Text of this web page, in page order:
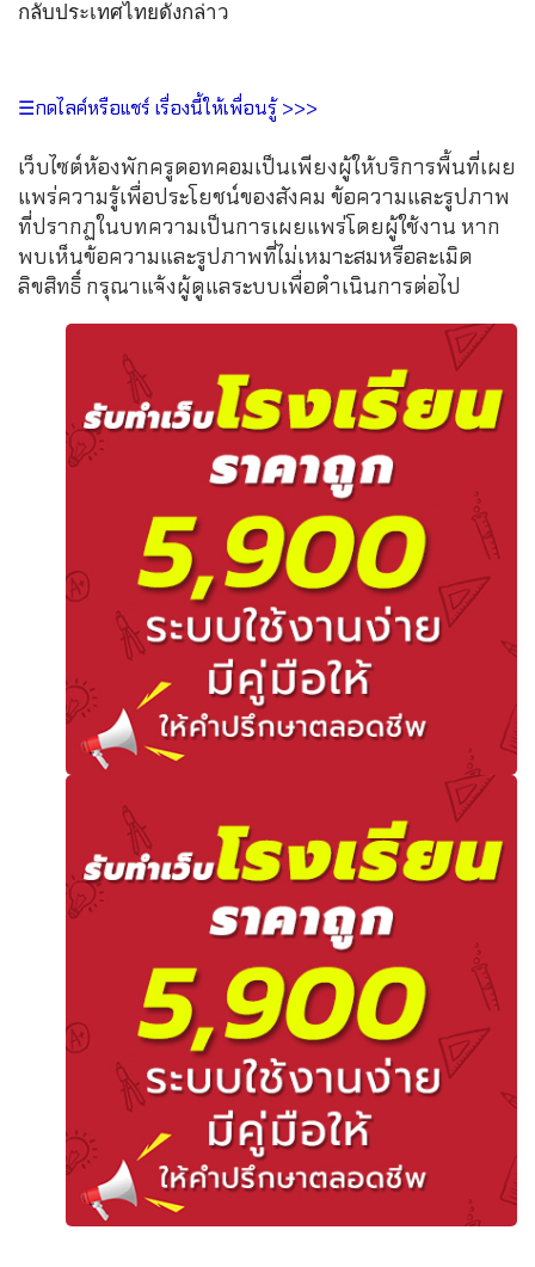
กลับประเทศไทยดังกล่าว
☰กดไลค์หรือแชร์ เรื่องนี้ให้เพื่อนรู้ >>>
เว็บไซต์ห้องพักครูดอทคอมเป็นเพียงผู้ให้บริการพื้นที่เผย
แพร่ความรู้เพื่อประโยชน์ของสังคม ข้อความและรูปภาพ
ที่ปรากฏในบทความเป็นการเผยแพร่โดยผู้ใช้งาน หาก
พบเห็นข้อความและรูปภาพที่ไม่เหมาะสมหรือละเมิด
ลิขสิทธิ์ กรุณาแจ้งผู้ดูแลระบบเพื่อดำเนินการต่อไป